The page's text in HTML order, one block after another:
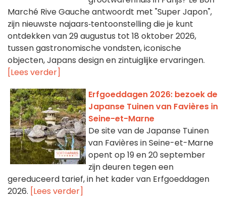
Marché Rive Gauche antwoordt met "Super Japon",
zijn nieuwste najaars‑tentoonstelling die je kunt
ontdekken van 29 augustus tot 18 oktober 2026,
tussen gastronomische vondsten, iconische
objecten, Japans design en zintuiglijke ervaringen.
[Lees verder]
Erfgoeddagen 2026: bezoek de
Japanse Tuinen van Favières in
Seine-et-Marne
De site van de Japanse Tuinen
van Favières in Seine-et-Marne
opent op 19 en 20 september
zijn deuren tegen een
gereduceerd tarief, in het kader van Erfgoeddagen
2026. [Lees verder]